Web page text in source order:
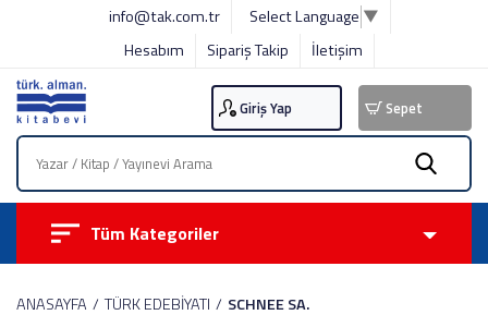
info@tak.com.tr Select Language ▼
Hesabım
Sipariş Takip İletişim
Giriş Yap Sepet
Tüm Kategoriler
ANASAYFA TÜRK EDEBİYATI SCHNEE SA.